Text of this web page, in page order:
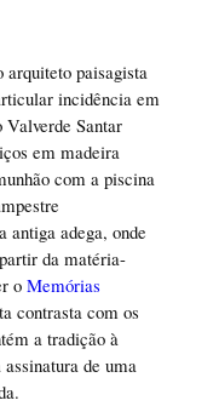
paisagista
incidência em
Santar
em madeira
com a piscina
antiga adega, onde
da matéria-
o Memórias
contrasta com os
a tradição à
de uma